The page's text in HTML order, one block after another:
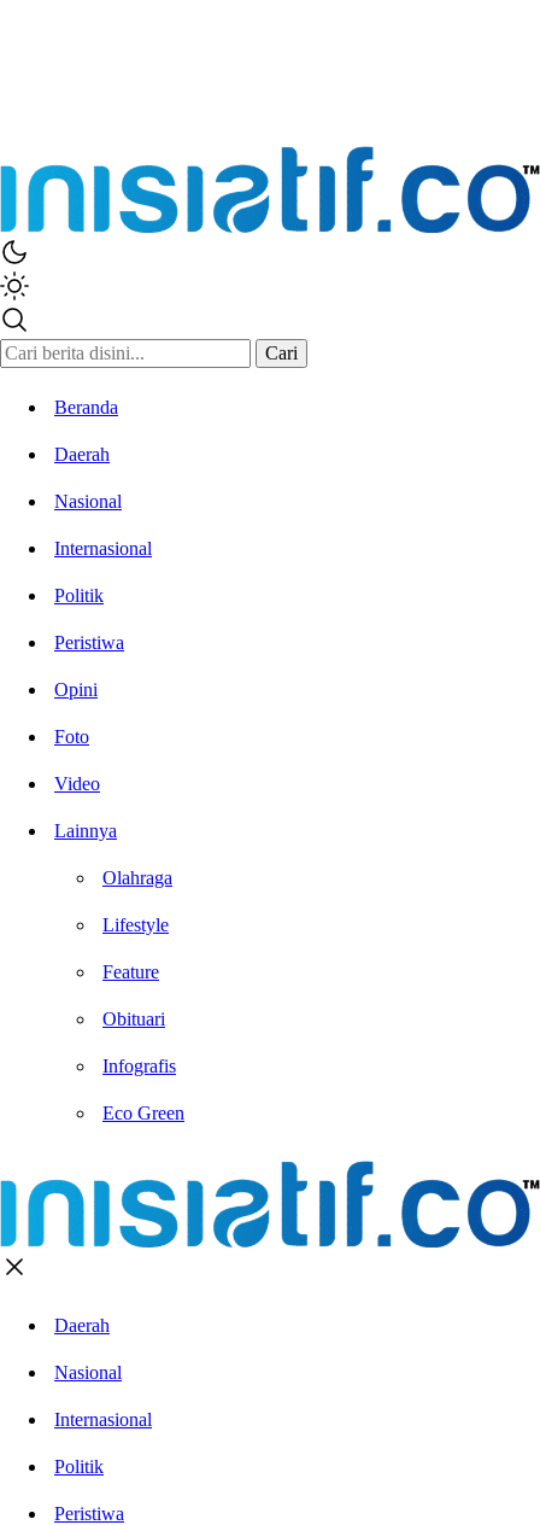
Inisiatif.co
Stay Connected Stay Informed
Cari
Beranda
Daerah
Nasional
Internasional
Politik
Peristiwa
Opini
Foto
Video
Lainnya
Olahraga
Lifestyle
Feature
Obituari
Infografis
Eco Green
Daerah
Nasional
Internasional
Politik
Peristiwa